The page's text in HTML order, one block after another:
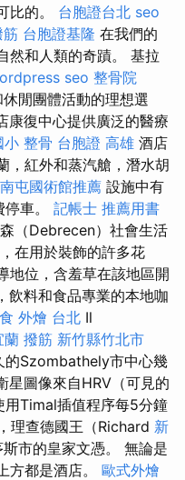
比的。 台胞證台北 seo
筋 台胞證基隆 在我們的
然和人類的奇蹟。 基拉
seo 整骨院
閒團體活動的理想選
康復中心提供廣泛的醫療
小 整骨 台胞證 高雄 酒店
，紅外和蒸汽艙，潛水胡
南屯國術館推薦 設施中有
車。 記帳士 推薦用書
（Debrecen）社會生活
在用於裝飾的許多花
地位，含羞草在該地區開
飲料和食品專業的本地咖
外燴 台北 Il
蘭 撥筋 新竹縣竹北市
的Szombathely市中心幾
星圖像來自HRV（可見的
用Timal插值程序每5分鐘
理查德國王（Richard 新
市的皇家文憑。 無論是
方都是酒店。 歐式外燴